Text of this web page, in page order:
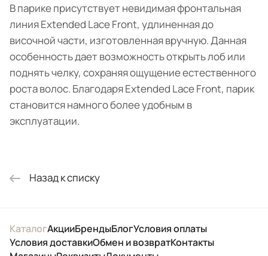
В парике присутствует невидимая фронтальная
линия Extended Lace Front, удлиненная до
височной части, изготовленная вручную. Данная
особенность дает возможность открыть лоб или
поднять челку, сохраняя ощущение естественного
роста волос. Благодаря Extended Lace Front, парик
становится намного более удобным в
эксплуатации.
Назад к списку
КаталогАкцииБрендыБлогУсловия оплаты
Условия доставкиОбмен и возвратКонтакты